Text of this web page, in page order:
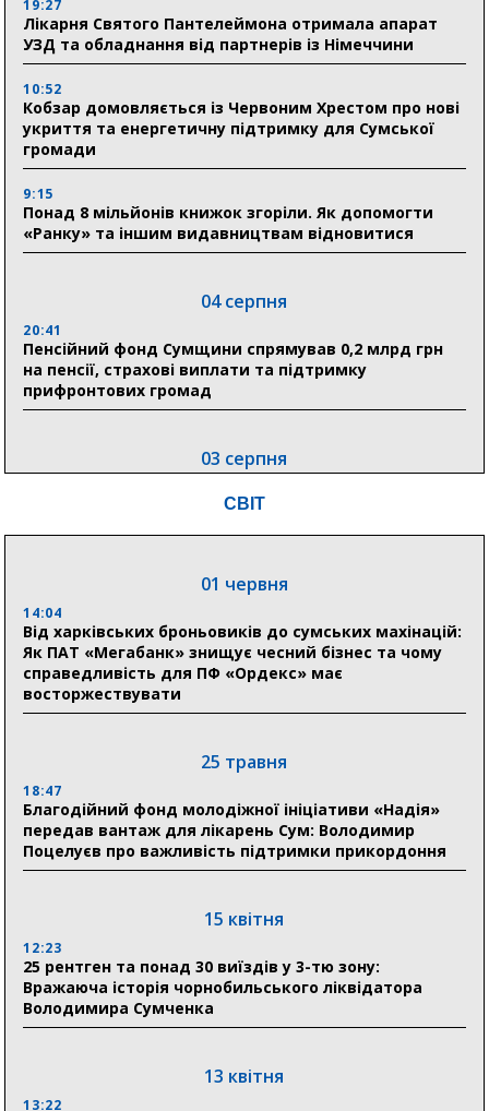
19:27
Лікарня Святого Пантелеймона отримала апарат
УЗД та обладнання від партнерів із Німеччини
10:52
Кобзар домовляється із Червоним Хрестом про нові
укриття та енергетичну підтримку для Сумської
громади
9:15
Понад 8 мільйонів книжок згоріли. Як допомогти
«Ранку» та іншим видавництвам відновитися
04 серпня
20:41
Пенсійний фонд Сумщини спрямував 0,2 млрд грн
на пенсії, страхові виплати та підтримку
прифронтових громад
03 серпня
Романько розширює програму відпочинку дітей із
Ніколаєнко: у Сумах погодили 115 компенсацій на
відновлення житла майже на 6,6 млн грн
Сумщини пояснив, як отримати допомогу на зиму
17:52
«Укрексімбанк» припиняє виплату пенсій: у
Пенсійному фонді Сумщини пояснили, що робити
людям
відзнаки «Почесного громадянина міста Суми»
30 липня
Сумська клінічна лікарня Святого Пантелеймона
СВІТ
01 червня
14:04
Від харківських броньовиків до сумських махінацій:
Як ПАТ «Мегабанк» знищує чесний бізнес та чому
справедливість для ПФ «Ордекс» має
восторжествувати
25 травня
18:47
Благодійний фонд молодіжної ініціативи «Надія»
передав вантаж для лікарень Сум: Володимир
Поцелуєв про важливість підтримки прикордоння
15 квітня
12:23
25 рентген та понад 30 виїздів у 3-тю зону:
Вражаюча історія чорнобильського ліквідатора
Володимира Сумченка
13 квітня
13:22